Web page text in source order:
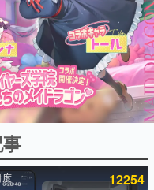
ング
ジビュー数万以上！ などな
電ファミ渾身の“殿堂入り”記
度 12254